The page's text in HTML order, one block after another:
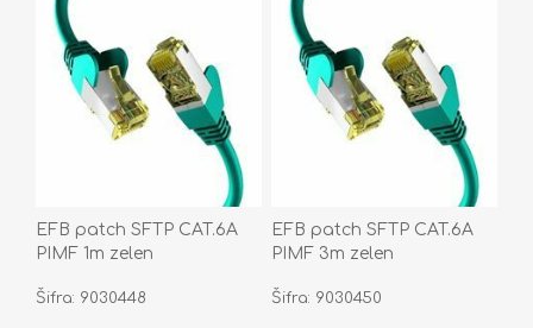
EFB patch SFTP CAT.6A
PIMF 1m zelen
Šifra: 9030448
EFB patch SFTP CAT.6A
PIMF 3m zelen
Šifra: 9030450